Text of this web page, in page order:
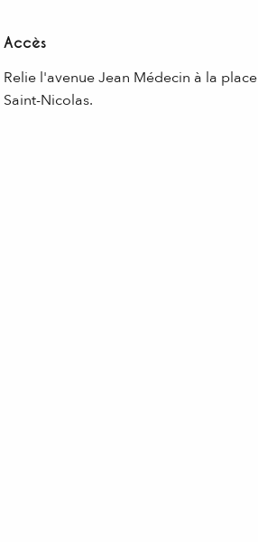
Accès
Accès
Relie l'avenue Jean Médecin à la place
Saint-Nicolas.